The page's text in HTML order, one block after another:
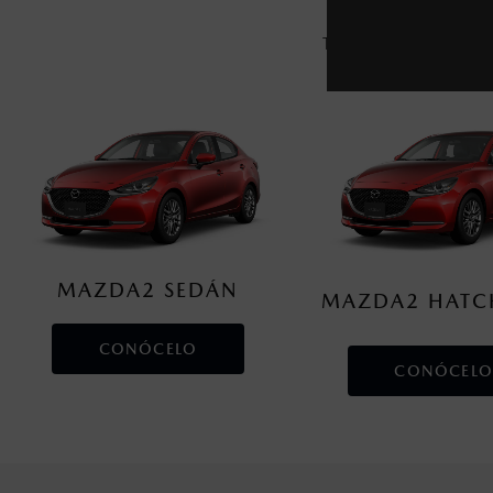
Te presentamos los
MAZDA2 SEDÁN
CONÓCELO
MAZDA2
CONÓCELO